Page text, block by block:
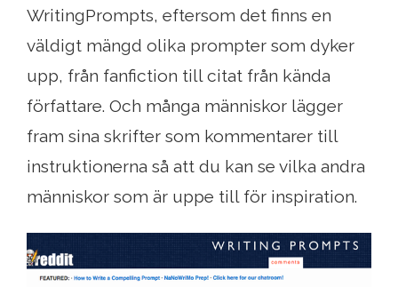
WritingPrompts, eftersom det finns en
väldigt mängd olika prompter som dyker
upp, från fanfiction till citat från kända
författare. Och många människor lägger
fram sina skrifter som kommentarer till
instruktionerna så att du kan se vilka andra
människor som är uppe till för inspiration.